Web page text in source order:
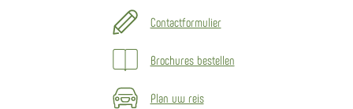
Contactformulier
Brochures bestellen
Plan uw reis